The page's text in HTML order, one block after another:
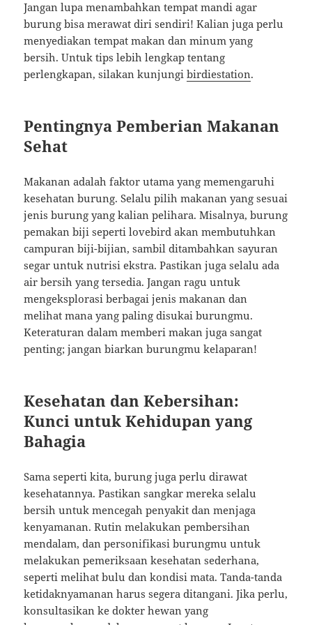
Jangan lupa menambahkan tempat mandi agar
burung bisa merawat diri sendiri! Kalian juga perlu
menyediakan tempat makan dan minum yang
bersih. Untuk tips lebih lengkap tentang
perlengkapan, silakan kunjungibirdiestation.
Pentingnya Pemberian Makanan
Sehat
Makanan adalah faktor utama yang memengaruhi
kesehatan burung. Selalu pilih makanan yang sesuai
jenis burung yang kalian pelihara. Misalnya, burung
pemakan biji seperti lovebird akan membutuhkan
campuran biji-bijian, sambil ditambahkan sayuran
segar untuk nutrisi ekstra. Pastikan juga selalu ada
air bersih yang tersedia. Jangan ragu untuk
mengeksplorasi berbagai jenis makanan dan
melihat mana yang paling disukai burungmu.
Keteraturan dalam memberi makan juga sangat
penting; jangan biarkan burungmu kelaparan!
Kesehatan dan Kebersihan:
Kunci untuk Kehidupan yang
Bahagia
Sama seperti kita, burung juga perlu dirawat
kesehatannya. Pastikan sangkar mereka selalu
bersih untuk mencegah penyakit dan menjaga
kenyamanan. Rutin melakukan pembersihan
mendalam, dan personifikasi burungmu untuk
melakukan pemeriksaan kesehatan sederhana,
seperti melihat bulu dan kondisi mata. Tanda-tanda
ketidaknyamanan harus segera ditangani. Jika perlu,
konsultasikan ke dokter hewan yang